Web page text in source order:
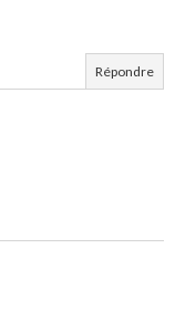
Répondre